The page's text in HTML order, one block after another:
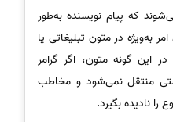
که پیام نویسنده به‌طور
به‌ویژه در متون تبلیغاتی یا
این گونه متون، اگر گرامر
منتقل نمی‌شود و مخاطب
نادیده بگیرد.